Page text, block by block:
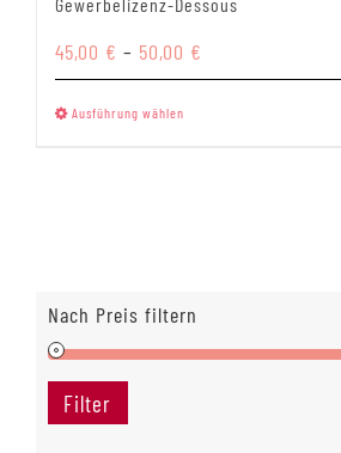
Gewerbelizenz-Dessous
45,00 € – 50,00 €
45,00 €
Ausführung wählen
Optionen
können
Nach Preis filtern
Min.
Max.
Filter